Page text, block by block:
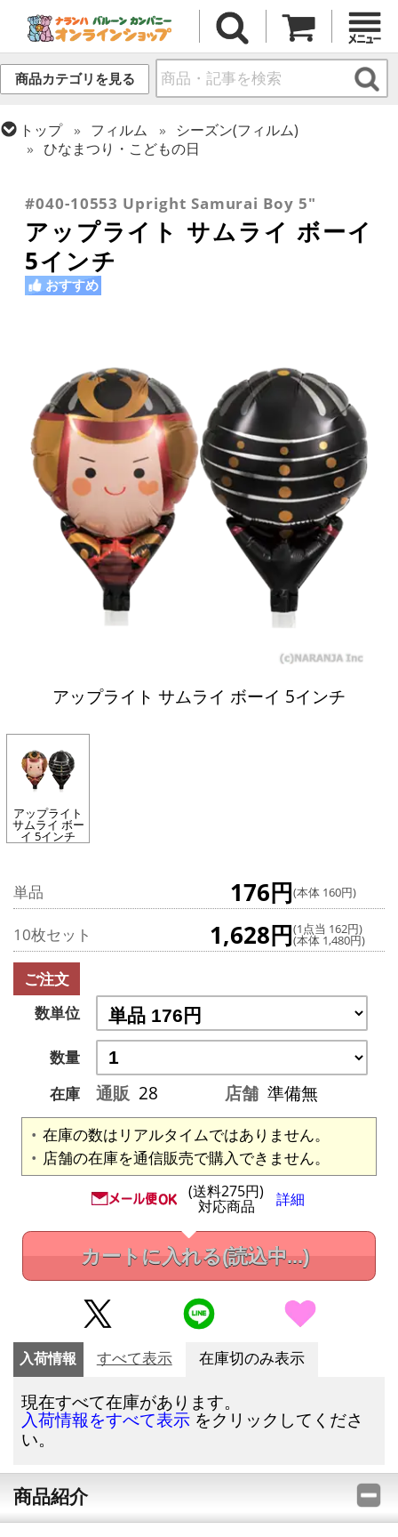
商品カテゴリを見る
トップ フィルム
シーズン(フィルム)
ひなまつり・こどもの日
#040-10553 Upright Samurai Boy 5"
アップライト サムライ ボーイ
5インチ
おすすめ
アップライト サムライ ボーイ 5インチ
アップライト
サムライ ボー
イ 5インチ
単品 176円(本体 160円)
10枚セット 1,628円(1点当 162円)
(本体 1,480円)
ご注文
数単位
数量
在庫
通販 28 店舗 準備無
在庫の数はリアルタイムではありません。
店舗の在庫を通信販売で購入できません。
(送料275円)
対応商品 詳細
カートに入れる(読込中...)
入荷情報 すべて表示 在庫切のみ表示
現在すべて在庫があります。
入荷情報をすべて表示 をクリックしてくださ
い。
商品紹介